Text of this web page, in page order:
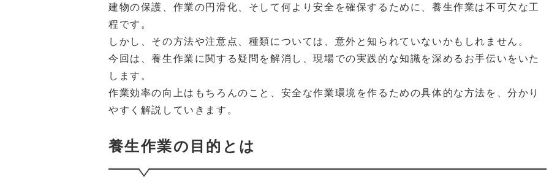
建物の保護、作業の円滑化、そして何より安全を確保するために、養生作業は不可欠な工
程です。
しかし、その方法や注意点、種類については、意外と知られていないかもしれません。
今回は、養生作業に関する疑問を解消し、現場での実践的な知識を深めるお手伝いをいた
します。
作業効率の向上はもちろんのこと、安全な作業環境を作るための具体的な方法を、分かり
やすく解説していきます。
養生作業の目的とは